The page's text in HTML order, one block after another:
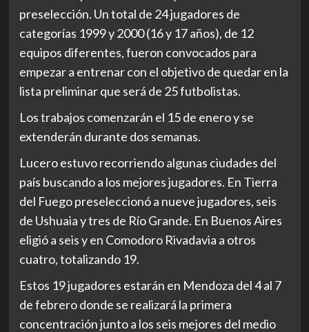
preselección. Un total de 24 jugadores de
categorías 1999 y 2000 (16 y 17 años), de 12
equipos diferentes, fueron convocados para
empezar a entrenar con el objetivo de quedar en la
lista preliminar que será de 25 futbolistas.
Los trabajos comenzarán el 15 de enero y se
extenderán durante dos semanas.
Lucero estuvo recorriendo algunas ciudades del
país buscando a los mejores jugadores. En Tierra
del Fuego preseleccionó a nueve jugadores, seis
de Ushuaia y tres de Río Grande. En Buenos Aires
eligió a seis y en Comodoro Rivadavia a otros
cuatro, totalizando 19.
Estos 19 jugadores estarán en Mendoza del 4 al 7
de febrero donde se realizará la primera
concentración junto a los seis mejores del medio